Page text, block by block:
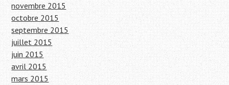
novembre 2015
octobre 2015
septembre 2015
juillet 2015
juin 2015
avril 2015
mars 2015